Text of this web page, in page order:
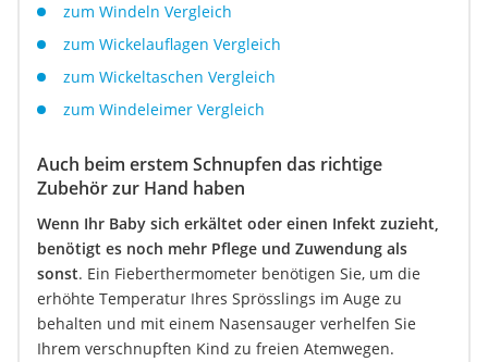
zum Windeln Vergleich
zum Wickelauflagen Vergleich
zum Wickeltaschen Vergleich
zum Windeleimer Vergleich
Auch beim erstem Schnupfen das richtige
Zubehör zur Hand haben
Wenn Ihr Baby sich erkältet oder einen Infekt zuzieht,
benötigt es noch mehr Pflege und Zuwendung als
sonst. Ein Fieberthermometer benötigen Sie, um die
erhöhte Temperatur Ihres Sprösslings im Auge zu
behalten und mit einem Nasensauger verhelfen Sie
Ihrem verschnupften Kind zu freien Atemwegen.